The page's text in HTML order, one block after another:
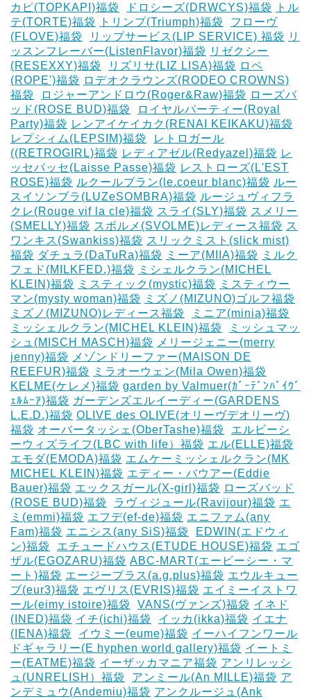
カピ(TOPKAPI)福袋
ドロシーズ(DRWCYS)福袋
トル
テ(TORTE)福袋
トリンプ(Triumph)福袋
フローヴ
(FLOVE)福袋
リップサービス(LIP SERVICE) 福袋 リ
ッスンフレーバー(ListenFlavor)福袋 リゼクシー
(RESEXXY)福袋
リズリサ(LIZ LISA)福袋 ロペ
(ROPE')福袋 ロデオクラウンズ(RODEO CROWNS)
福袋
ロジャーアンドロウ(Roger&Raw)福袋 ローズバ
ッド(ROSE BUD)福袋
ロイヤルパーティー(Royal
Party)福袋 レンアイケイカク(RENAI KEIKAKU)福袋
レプシィム(LEPSIM)福袋
レトロガール
((RETROGIRL)福袋 レディアゼル(Redyazel)福袋 レ
ッセパッセ(Laisse Passe)福袋 レストローズ(L'EST
ROSE)福袋 ルクールブラン(le.coeur blanc)福袋 ルー
スイソンブラ(LUZeSOMBRA)福袋 ルージュヴィフラ
クレ(Rouge vif la cle)福袋 スライ(SLY)福袋 スメリー
(SMELLY)福袋 スボルメ(SVOLME)レディース福袋 ス
ワンキス(Swankiss)福袋 スリックミスト(slick mist)
福袋 ダチュラ(DaTuRa)福袋 ‎ミーア(MIIA)福袋
ミルク
フェド(MILKFED.)福袋
ミシェルクラン(MICHEL
KLEIN)福袋
ミスティック(mystic)福袋
ミスティウー
マン(mysty woman)福袋
ミズノ(MIZUNO)ゴルフ福袋
ミズノ(MIZUNO)レディース福袋
ミニア(minia)福袋
ミッシェルクラン(MICHEL KLEIN)福袋
ミッシュマッ
シュ(MISCH MASCH)福袋
メリージェニー(merry
jenny)福袋
メゾンドリーファー(MAISON DE
REEFUR)福袋
ミラオーウェン(Mila Owen)福袋
KELME(ケレメ)福袋 ‎garden by Valmuer(ｶﾞｰﾃﾞﾝﾊﾞｲｳﾞ
ｪﾙﾑｰｱ)福袋 ガーデンズエルイーディー(GARDENS
L.E.D.)福袋 OLIVE des OLIVE(オリーヴデオリーヴ)
福袋 オーバータッシェ(OberTashe)福袋
エルビーシ
ーウィズライフ(LBC with life）福袋 エル(ELLE)福袋
エモダ(EMODA)福袋 エムケーミッシェルクラン(MK
MICHEL KLEIN)福袋 エディー・バウアー(Eddie
Bauer)福袋 エックスガール(X-girl)福袋 ローズバッド
(ROSE BUD)福袋
ラヴィジュール(Ravijour)福袋 エ
ミ(emmi)福袋 エフデ(ef-de)福袋 エニファム(any
Fam)福袋 エニシス(any SiS)福袋
EDWIN(エドウィ
ン)福袋
エチュードハウス(ETUDE HOUSE)福袋 エゴ
ザル(EGOZARU)福袋 ABC-MART(エービーシー・マ
ート)福袋 エージープラス(a.g.plus)福袋 エウルキュー
ブ(eur3)福袋 エヴリス(EVRIS)福袋 エイミーイストワ
ール(eimy istoire)福袋
VANS(ヴァンズ)福袋 イネド
(INED)福袋 イチ(ichi)福袋 イッカ(ikka)福袋 イエナ
(IENA)福袋
イウミー(eume)福袋 イーハイフンワール
ドギャラリー(E hyphen world gallery)福袋 イートミ
ー(EATME)福袋 イーザッカマニア福袋 アンリレッシ
ュ(UNRELISH）福袋
アンミール(An MILLE)福袋 ア
ンデミュウ(Andemiu)福袋 アンクルージュ(Ank